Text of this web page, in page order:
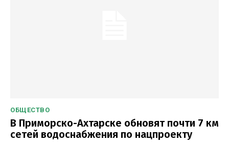
ОБЩЕСТВО
В Приморско-Ахтарске обновят почти 7 км
сетей водоснабжения по нацпроекту